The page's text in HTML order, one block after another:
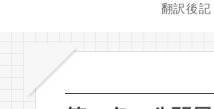
翻訳後記